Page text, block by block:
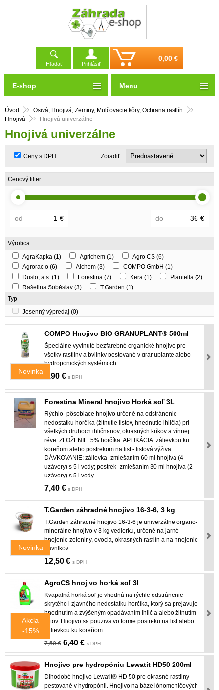
Hľadať Prihlásiť
0,00 €
Úvod
Osivá, Hnojivá, Zeminy, Mulčovacie kôry, Ochrana rastlín
Hnojivá
Hnojivá univerzálne
Hnojivá univerzálne
Ceny s DPH Zoradiť:
Cenový filter
od € do €
Výrobca
AgraKapka (1) Agrichem (1) Agro CS (6)
Agroracio (6) Alchem (3) COMPO GmbH (1)
Duslo, a.s. (1) Forestina (7) Kera (1) Plantella (2)
Rašelina Soběslav (3) T.Garden (1)
Typ
Jesenný výpredaj (0)
Novinka
COMPO Hnojivo BIO GRANUPLANT® 500ml
Špeciálne vyvinuté bezfarebné organické hnojivo pre
všetky rastliny a bylinky pestované v granuplante alebo
hydroponických systémoch.
5,90 € s DPH
Forestina Mineral hnojivo Horká soľ 3L
Rýchlo- pôsobiace hnojivo určené na odstránenie
nedostatku horčíka (žltnutie listov, hnednutie ihličia) pri
všetkých druhoch ihličnanov, okrasných kríkov a vínnej
réve. ZLOŽENIE: 5% horčíka. APLIKÁCIA: zálievkou ku
koreňom alebo postrekom na list - listová výživa.
DÁVKOVANIE: zálievka- zmiešaním 60 ml hnojiva (4
uzávery) s 5 l vody; postrek- zmiešaním 30 ml hnojiva (2
uzávery) s 5 l vody.
7,40 € s DPH
Novinka
T.Garden záhradné hnojivo 16-3-6, 3 kg
T.Garden záhradné hnojivo 16-3-6 je univerzálne organo-
minerálne hnojivo v 3 kg vedierku, určené na jarné
hnojenie zeleniny, ovocia, okrasných rastlín a na hnojenie
trávnikov.
12,50 € s DPH
Akcia
-15%
AgroCS hnojivo horká soľ 3l
Kvapalná horká soľ je vhodná na rýchle odstránenie
skrytého i zjavného nedostatku horčíka, ktorý sa prejavuje
hnednutím a zvýšeným opadávaním ihličia alebo žltnutím
listov. Hnojivo sa používa vo forme postreku na list alebo
zálievkou ku koreňom.
7,50 € 6,40 € s DPH
Hnojivo pre hydropóniu Lewatit HD50 200ml
Dlhodobé hnojivo Lewatit® HD 50 pre okrasné rastliny
pestované v hydropónii. Hnojivo na báze iónomeničových
E-shop Menu